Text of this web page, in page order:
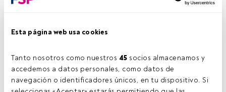
Esta página web usa cookies
Tanto nosotros como nuestros 45 socios almacenamos y
accedemos a datos personales, como datos de
navegación o identificadores únicos, en tu dispositivo. Si
Pachakutik, Flickr, Creative Commons